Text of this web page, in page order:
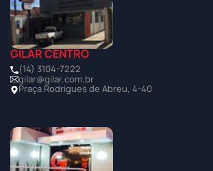
GILAR CENTRO
(14) 3104-7222
gilar@gilar.com.br
Praça Rodrigues de Abreu, 4-40